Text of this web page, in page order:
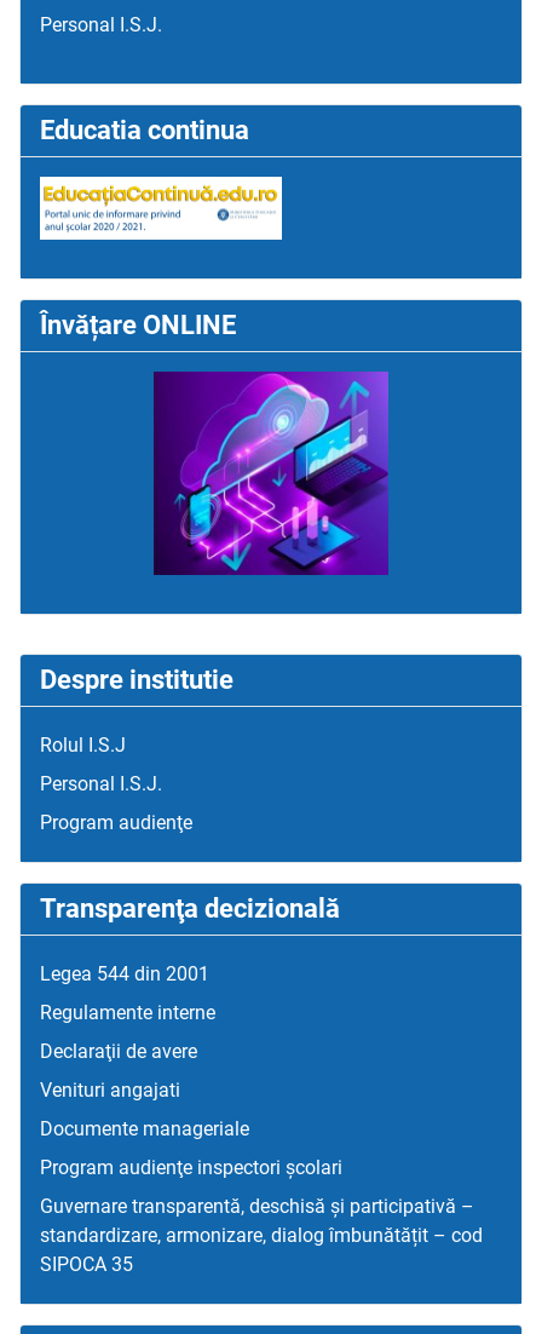
Despre institutie
Rolul I.S.J
Personal I.S.J.
Program audienţe
Transparenţa decizională
Legea 544 din 2001
Regulamente interne
Declaraţii de avere
Venituri angajati
Documente manageriale
Program audienţe inspectori școlari
Guvernare transparentă, deschisă și participativă –
standardizare, armonizare, dialog îmbunătățit – cod
SIPOCA 35
Personal I.S.J.
Educatia continua
Învățare ONLINE